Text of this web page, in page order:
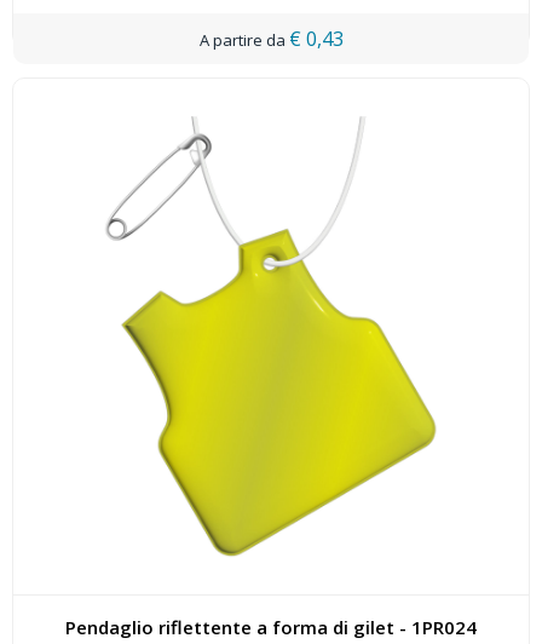
€ 0,43
Pendaglio riflettente a forma di gilet - 1PR024